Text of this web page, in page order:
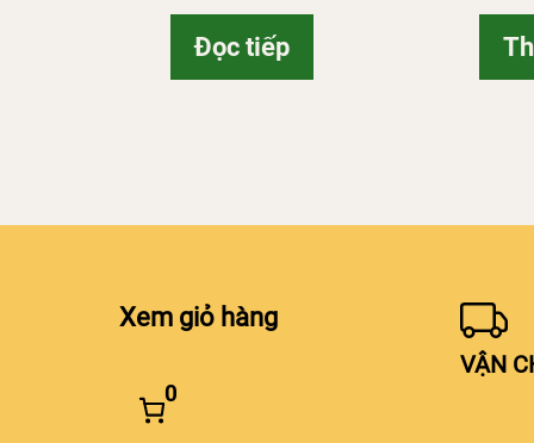
5
Đọc tiếp
Xem giỏ hàng
0
VẬN